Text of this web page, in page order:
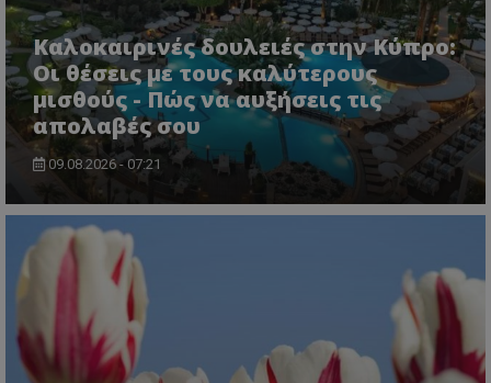
Καλοκαιρινές δουλειές στην Κύπρο:
Οι θέσεις με τους καλύτερους
μισθούς - Πώς να αυξήσεις τις
απολαβές σου
09.08.2026 - 07:21